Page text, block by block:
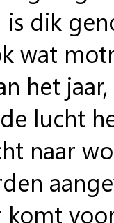
dik
wat
het
lucht
naar